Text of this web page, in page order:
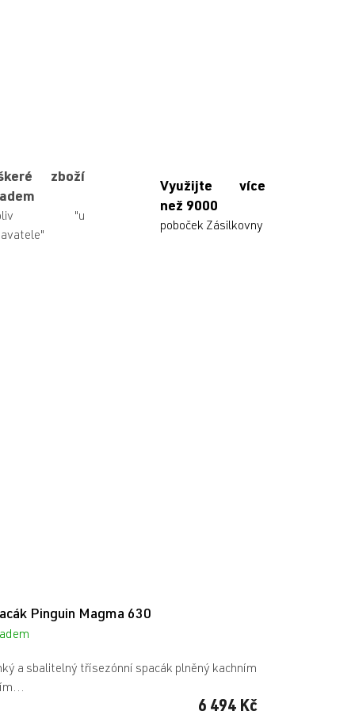
zboží
"u
Využijte více
než 9000
poboček Zásilkovny
Pinguin Magma 630
a sbalitelný třísezónní spacák plněný kachním